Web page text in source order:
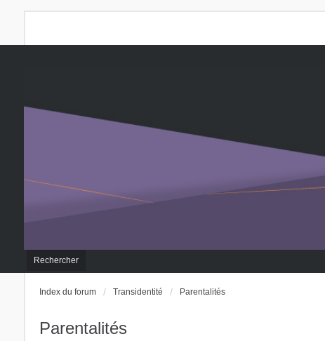
Rechercher
Index du forum Transidentité Parentalités
Parentalités